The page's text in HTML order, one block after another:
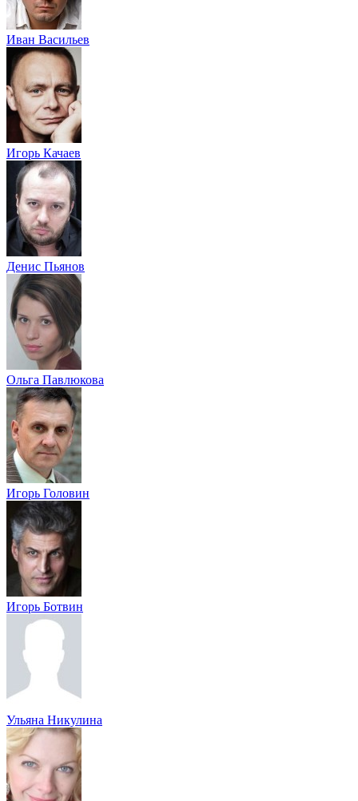
Иван Васильев
Игорь Качаев
Денис Пьянов
Ольга Павлюкова
Игорь Головин
Игорь Ботвин
Ульяна Никулина